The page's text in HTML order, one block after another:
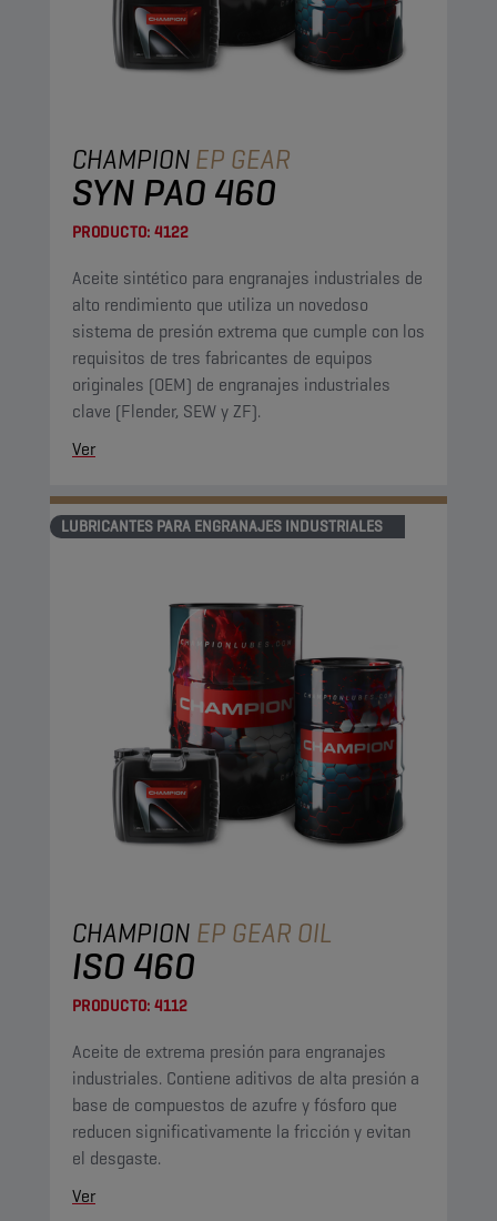
CHAMPIONEP GEAR
SYN PAO 460
PRODUCTO: 4122
Aceite sintético para engranajes industriales de
alto rendimiento que utiliza un novedoso
sistema de presión extrema que cumple con los
requisitos de tres fabricantes de equipos
originales (OEM) de engranajes industriales
clave (Flender, SEW y ZF).
Ver
LUBRICANTES PARA ENGRANAJES INDUSTRIALES
CHAMPION EP GEAR OIL
ISO 460
PRODUCTO: 4112
Aceite de extrema presión para engranajes
industriales. Contiene aditivos de alta presión a
base de compuestos de azufre y fósforo que
reducen significativamente la fricción y evitan
el desgaste.
Ver